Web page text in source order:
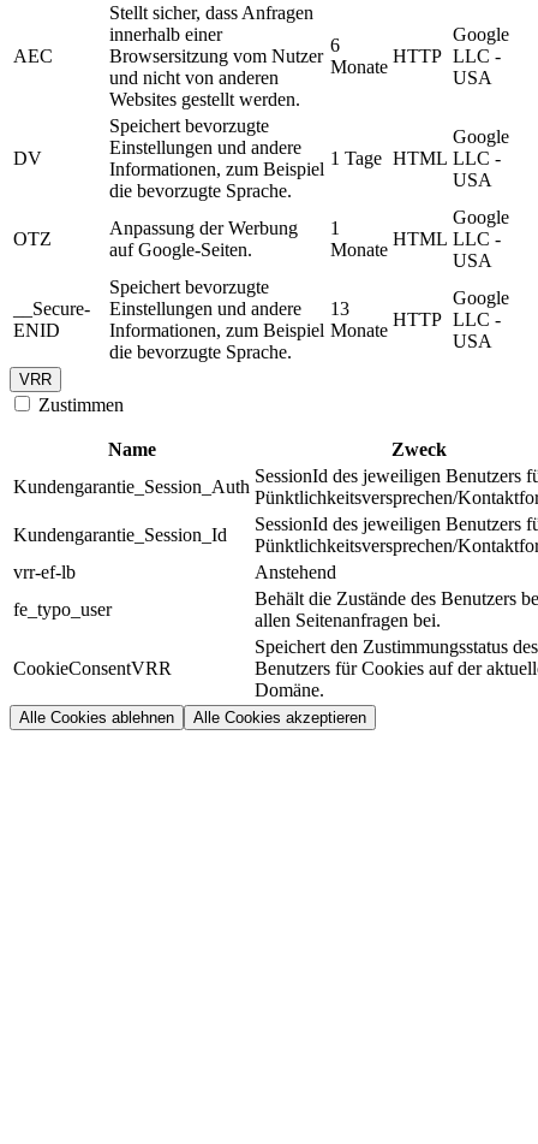
AEC
Stellt sicher, dass Anfragen
innerhalb einer
Browsersitzung vom Nutzer
und nicht von anderen
Websites gestellt werden.
6
Monate
HTTP
Google
LLC -
USA
DV
Speichert bevorzugte
Einstellungen und andere
Informationen, zum Beispiel
die bevorzugte Sprache.
1 Tage HTML
Google
LLC -
USA
OTZ
Anpassung der Werbung
auf Google-Seiten.
1
Monate
HTML
Google
LLC -
USA
__Secure-
ENID
Speichert bevorzugte
Einstellungen und andere
Informationen, zum Beispiel
die bevorzugte Sprache.
13
Monate
HTTP
Google
LLC -
USA
VRR
Zustimmen
Name
Zweck
Kundengarantie_Session_Auth
SessionId des jeweiligen Benutzers
Pünktlichkeitsversprechen/
Kundengarantie_Session_Id
SessionId des jeweiligen Benutzers
Pünktlichkeitsversprechen/
vrr-ef-lb
Anstehend
fe_typo_user
Behält die Zustände des Benutzers
allen Seitenanfragen bei.
CookieConsentVRR
Speichert den Zustimmungsstatus des
Benutzers für Cookies auf der
Domäne.
Alle Cookies ablehnen Alle Cookies akzeptieren